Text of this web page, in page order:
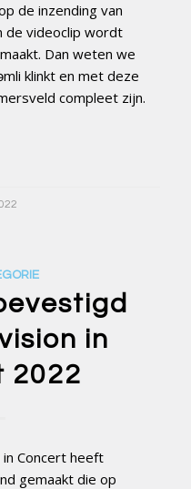
de inzending van
de videoclip wordt
Dan weten we
klinkt en met deze
compleet zijn.
in
2022
Concert heeft
gemaakt die op